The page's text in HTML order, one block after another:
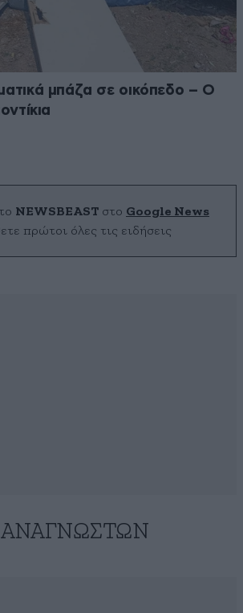
μπάζα σε οικόπεδο – Ο
NEWSBEAST στο Google News
πρώτοι όλες τις ειδήσεις
ΑΝΑΓΝΩΣΤΏΝ